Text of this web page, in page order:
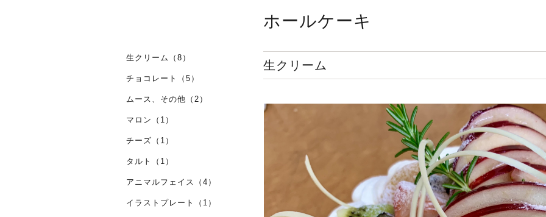
ホールケーキ
生クリーム
生クリーム（8）
チョコレート（5）
ムース、その他（2）
マロン（1）
チーズ（1）
タルト（1）
アニマルフェイス（4）
イラストプレート（1）